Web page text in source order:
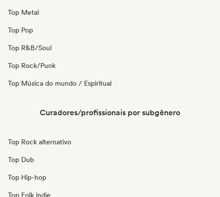
Top Metal
Top Pop
Top R&B/Soul
Top Rock/Punk
Top Música do mundo / Espiritual
Curadores/profissionais por subgênero
Top Rock alternativo
Top Dub
Top Hip-hop
Top Folk indie